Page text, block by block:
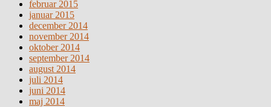
februar 2015
januar 2015
december 2014
november 2014
oktober 2014
september 2014
august 2014
juli 2014
juni 2014
maj 2014